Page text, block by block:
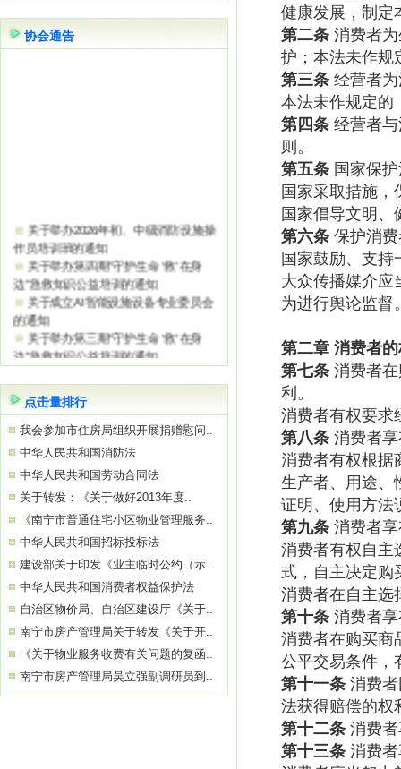
协会通告
作员培训班的通知
关于举办第四期“守护生命 ‘救’在身
边”急救知识公益培训的通知
关于成立AI智能设施设备专业委员会
的通知
关于举办第三期“守护生命 ‘救’在身
边”急救知识公益培训的通知
关于参观“南宁市物业服务质量提升学
习基地”——南宁绿地璞悦公馆的通知
关于举办2026年初、中级消防设施操
作员
关于参观“南宁市物业服务质量提升学
知
关于举办“巧用心理学 让沟通更简单高
效”公益培训的通知
点击量排行
我会参加市住房局组织开展捐赠慰问..
中华人民共和国消防法
中华人民共和国劳动合同法
关于转发：《关于做好2013年度..
《南宁市普通住宅小区物业管理服务..
中华人民共和国招标投标法
建设部关于印发《业主临时公约（示..
中华人民共和国消费者权益保护法
自治区物价局、自治区建设厅《关于..
南宁市房产管理局关于转发《关于开..
《关于物业服务收费有关问题的复函..
南宁市房产管理局吴立强副调研员到..
健康发展，制定
第二条 消费者
护；本法未作规
第三条经营者为
本法未作规定的
第四条经营者与
则。
第五条国家保护
国家采取措施
国家倡导文明
第六条保护消费
国家鼓励、支
大众传播媒介应
为进行舆论监督
第二章 消费者
第七条消费者在
利。
消费者有权要求
第八条消费者享
消费者有权根据
生产者、用途、
证明、使用方法
第九条消费者享
消费者有权自主
式，自主决定购
消费者在自主选
第十条消费者享
消费者在购买商
公平交易条件，
第十一条 消费
法获得赔偿的权
第十二条消费者
第十三条消费者